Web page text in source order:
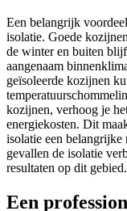
Een belangrijk
isolatie. Goede
de winter en buiten
aangenaam
geïsoleerde kozijnen
kozijnen, verhoog je
energiekosten. Dit
isolatie een
gevallen de isolatie
resultaten op dit gebied.
Een